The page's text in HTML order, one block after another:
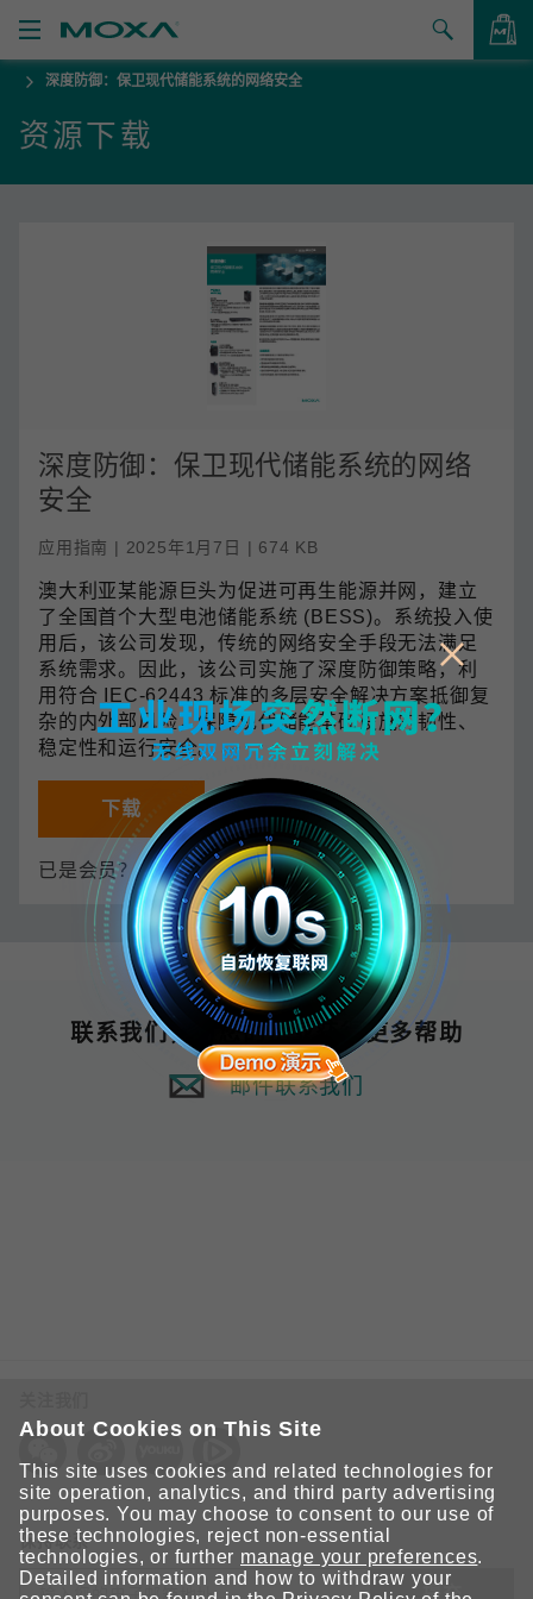
品
决方案
Moxa
深度防御：保卫现代储能系统的网络安全
资源下载
深度防御：保卫现代储能系统的网络
安全
应用指南 | 2025年1月7日 | 674 KB
澳大利亚某能源巨头为促进可再生能源并网，建立
了全国首个大型电池储能系统 (BESS)。系统投入使
用后，该公司发现，传统的网络安全手段无法满足
系统需求。因此，该公司实施了深度防御策略，利
用符合 IEC-62443 标准的多层安全解决方案抵御复
杂的内外部风险，保障现代储能基础设施的韧性、
稳定性和运行安全。
下载 保存
已是会员？登录 My Moxa
联系我们，为您的企业获得更多帮助
邮件联系我们
保持联系
提交
查看询价
About Cookies on This Site
This site uses cookies and related technologies for
site operation, analytics, and third party advertising
purposes. You may choose to consent to our use of
these technologies, reject non-essential
technologies, or further manage your preferences.
Detailed information and how to withdraw your